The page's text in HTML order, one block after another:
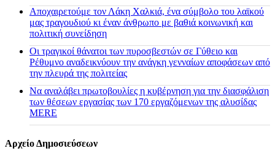
Αποχαιρετούμε τον Λάκη Χαλκιά, ένα σύμβολο του λαϊκού
μας τραγουδιού κι έναν άνθρωπο με βαθιά κοινωνική και
πολιτική συνείδηση
Οι τραγικοί θάνατοι των πυροσβεστών σε Γύθειο και
Ρέθυμνο αναδεικνύουν την ανάγκη γενναίων αποφάσεων από
την πλευρά της πολιτείας
Να αναλάβει πρωτοβουλίες η κυβέρνηση για την διασφάλιση
των θέσεων εργασίας των 170 εργαζόμενων της αλυσίδας
MERE
Αρχείο Δημοσιεύσεων